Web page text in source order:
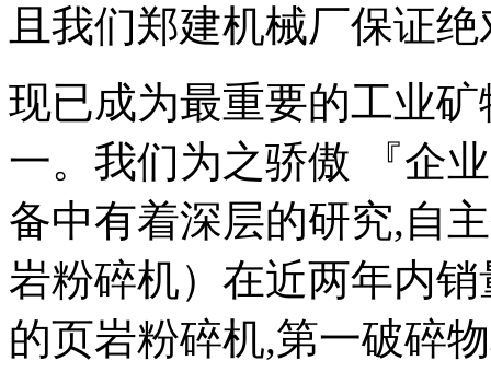
且我们郑建机械厂保证
现已成为最重要的工业
一。我们为之骄傲 『企
备中有着深层的研究,自
岩粉碎机）在近两年内
的页岩粉碎机,第一破碎